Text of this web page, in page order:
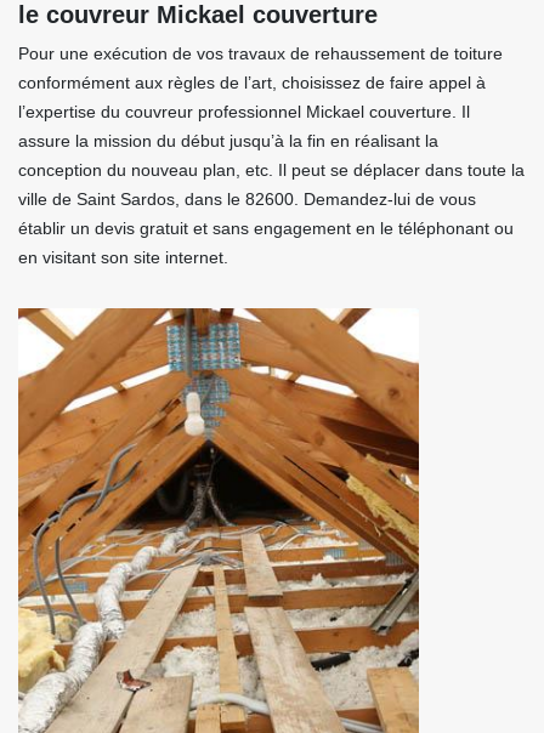
le couvreur Mickael couverture
Pour une exécution de vos travaux de rehaussement de toiture
conformément aux règles de l’art, choisissez de faire appel à
l’expertise du couvreur professionnel Mickael couverture. Il
assure la mission du début jusqu’à la fin en réalisant la
conception du nouveau plan, etc. Il peut se déplacer dans toute la
ville de Saint Sardos, dans le 82600. Demandez-lui de vous
établir un devis gratuit et sans engagement en le téléphonant ou
en visitant son site internet.